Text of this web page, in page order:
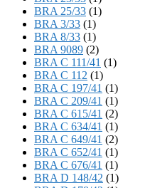
BRA 25/33 (1)
BRA 3/33 (1)
BRA 8/33 (1)
BRA 9089 (2)
BRA C 111/41 (1)
BRA C 112 (1)
BRA C 197/41 (1)
BRA C 209/41 (1)
BRA C 615/41 (2)
BRA C 634/41 (1)
BRA C 649/41 (2)
BRA C 652/41 (1)
BRA C 676/41 (1)
BRA D 148/42 (1)